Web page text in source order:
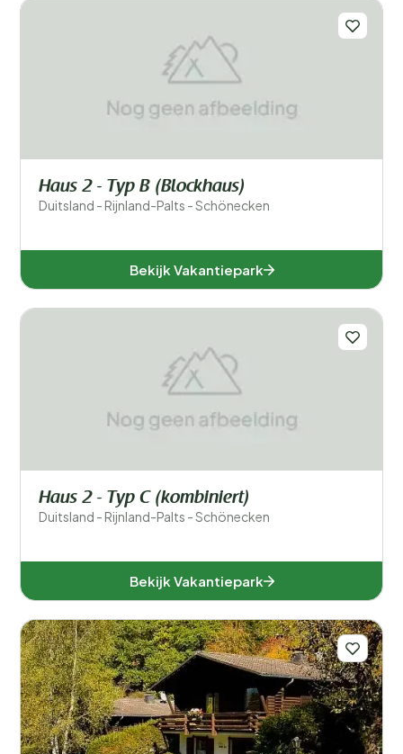
Haus 2 - Typ B (Blockhaus)
Duitsland - Rijnland-Palts - Schönecken
Bekijk Vakantiepark
Haus 2 - Typ C (kombiniert)
Duitsland - Rijnland-Palts - Schönecken
Bekijk Vakantiepark